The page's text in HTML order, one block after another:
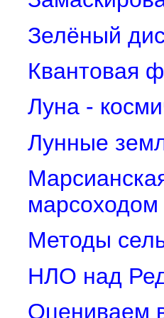
Зелёный
Квантовая
Луна -
Лунные
марсоходом
Методы
НЛО над
Оцениваем